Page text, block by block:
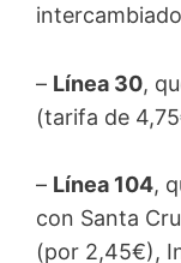
– Línea 30,
(tarifa de
– Línea 104,
con Santa
(por 2,45€),